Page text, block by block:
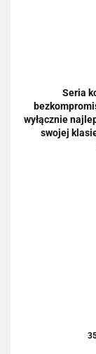
Seria
wyłącznie
swojej